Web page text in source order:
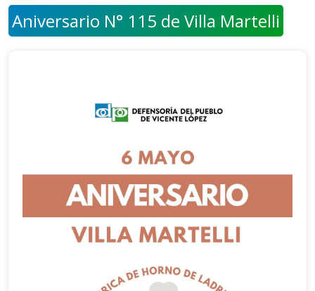
Aniversario N° 115 de Villa Martelli